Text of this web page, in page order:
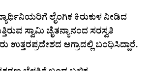
ಲೈಂಗಿಕ ಕಿರುಕುಳ ನೀಡಿದ
ಸ್ವಾಮಿ ಚೈತನ್ಯಾನಂದ ಸರಸ್ವತಿ
ಉತ್ತರಪ್ರದೇಶದ ಆಗ್ರಾದಲ್ಲಿ ಬಂಧಿಸಿದ್ದಾರೆ.